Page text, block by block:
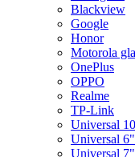
Blackview
Google
Honor
Motorola
OnePlus
OPPO
Realme
TP-Link
Universal
Universal 6"
Universal